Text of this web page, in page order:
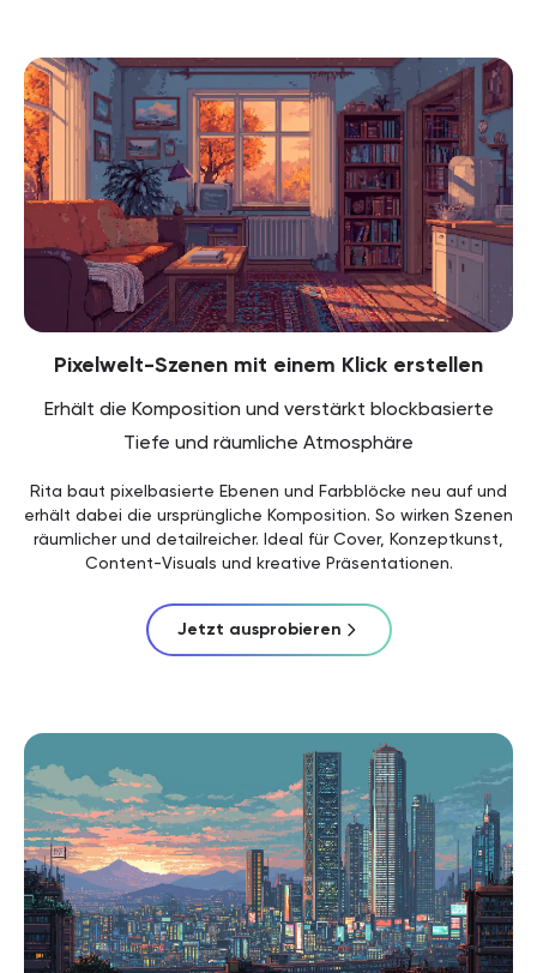
Pixelwelt-Szenen mit einem Klick erstellen
Erhält die Komposition und verstärkt blockbasierte
Tiefe und räumliche Atmosphäre
Rita baut pixelbasierte Ebenen und Farbblöcke neu auf und
erhält dabei die ursprüngliche Komposition. So wirken Szenen
räumlicher und detailreicher. Ideal für Cover, Konzeptkunst,
Content-Visuals und kreative Präsentationen.
Jetzt ausprobieren